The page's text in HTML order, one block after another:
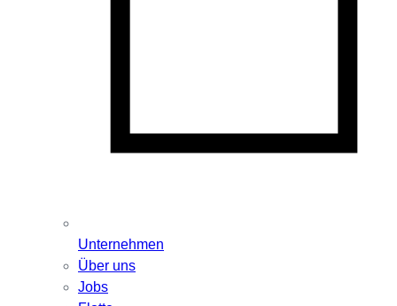
Unternehmen
Über uns
Jobs